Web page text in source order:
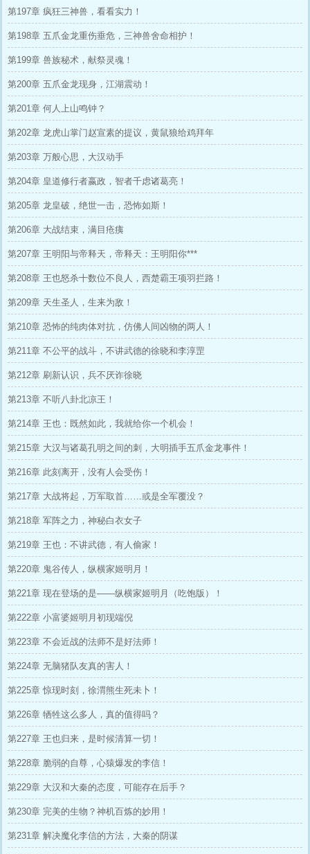
第197章 疯狂三神兽，看看实力！
第198章 五爪金龙重伤垂危，三神兽舍命相护！
第199章 兽族秘术，献祭灵魂！
第200章 五爪金龙现身，江湖震动！
第201章 何人上山鸣钟？
第202章 龙虎山掌门赵宣素的提议，黄鼠狼给鸡拜年
第203章 万般心思，大汉动手
第204章 皇道修行者嬴政，智者千虑诸葛亮！
第205章 龙皇破，绝世一击，恐怖如斯！
第206章 大战结束，满目疮痍
第207章 王明阳与帝释天，帝释天：王明阳你***
第208章 王也怒杀十数位不良人，西楚霸王项羽拦路！
第209章 天生圣人，生来为敌！
第210章 恐怖的纯肉体对抗，仿佛人间凶物的两人！
第211章 不公平的战斗，不讲武德的徐晓和李淳罡
第212章 刷新认识，兵不厌诈徐晓
第213章 不听八卦北凉王！
第214章 王也：既然如此，我就给你一个机会！
第215章 大汉与诸葛孔明之间的刺，大明插手五爪金龙事件！
第216章 此刻离开，没有人会受伤！
第217章 大战将起，万军取首……或是全军覆没？
第218章 军阵之力，神秘白衣女子
第219章 王也：不讲武德，有人偷家！
第220章 鬼谷传人，纵横家姬明月！
第221章 现在登场的是——纵横家姬明月（吃饱版）！
第222章 小富婆姬明月初现端倪
第223章 不会近战的法师不是好法师！
第224章 无脑猪队友真的害人！
第225章 惊现时刻，徐渭熊生死未卜！
第226章 牺牲这么多人，真的值得吗？
第227章 王也归来，是时候清算一切！
第228章 脆弱的自尊，心猿爆发的李信！
第229章 大汉和大秦的态度，可能存在后手？
第230章 完美的生物？神机百炼的妙用！
第231章 解决魔化李信的方法，大秦的阴谋